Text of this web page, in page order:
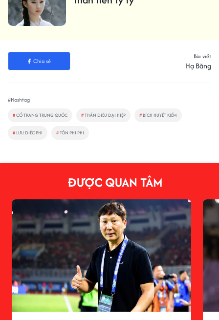
Chia sẻ
Bài viết
Hạ Băng
#Hashtag
#CỔ TRANG TRUNG QUỐC #THẦN ĐIÊU ĐẠI HIỆP # BÍCH HUYẾT KIẾM
# LƯU DIỆC PHI #TÔN PHI PHI
ĐƯỢC QUAN TÂM